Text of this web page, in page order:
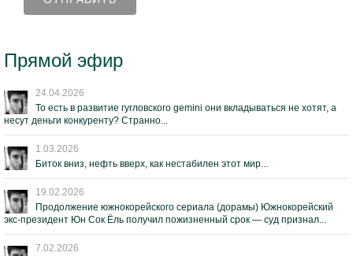
Прямой эфир
24.04.2026
То есть в развитие гугловского gemini они вкладываться не хотят, а
несут деньги конкуренту? Странно...
1.03.2026
Биток вниз, нефть вверх, как нестабилен этот мир...
19.02.2026
Продолжение южнокорейского сериала (дорамы) Южнокорейский
экс-президент Юн Сок Ёль получил пожизненный срок — суд признал...
7.02.2026